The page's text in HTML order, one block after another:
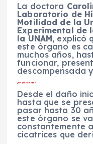
La doctora
Laboratorio de
Motilidad de la
Experimental de
la UNAM, explicó
este órgano es
muchos años,
funcionar,
descompensada
¿De qué se trata?
Desde el daño
hasta que se
pasar hasta 30
este órgano se
constantemente
cicatrices que